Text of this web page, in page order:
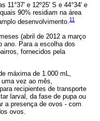
11°37' e 12º25' S e 44°34' e
90% residiam na área
desenvolvimento.11
(abril de 2012 a março
ano. Para a escolha dos
fornecidos pela
máxima de 1.000 mL,
vez ao mês,
recipientes de transporte
larval, da fase de pupa ou
a presença de ovos - com
ovos.